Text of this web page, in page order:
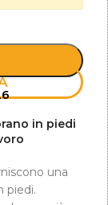
in piedi
una
piedi.